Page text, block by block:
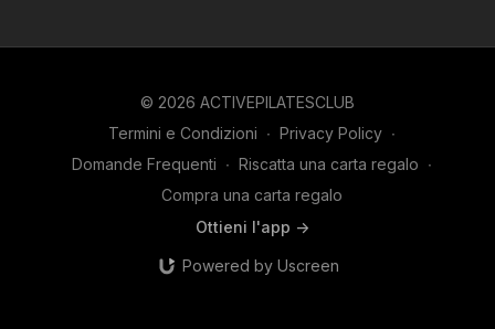
© 2026 ACTIVEPILATESCLUB
Termini e Condizioni ∙ Privacy Policy ∙
Domande Frequenti ∙ Riscatta una carta regalo ∙
Compra una carta regalo
Ottieni l'app ->
Powered by Uscreen